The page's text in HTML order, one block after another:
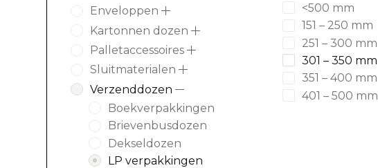
Enveloppen
Kartonnen dozen
Palletaccessoires
Sluitmaterialen
Verzenddozen
Boekverpakkingen
Brievenbusdozen
Dekseldozen
LP verpakkingen
<500 mm
151 – 250 mm
251 – 300 mm
301 – 350 mm
351 – 400 mm
401 – 500 mm